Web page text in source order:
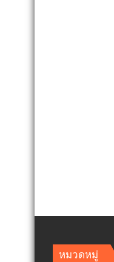
หมวดหมู่